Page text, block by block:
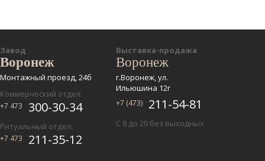
Завод
Воронеж
Монтажный проезд, 24б
Коммерческий отдел:
+7 473 300-30-34
Ритуальный отдел:
+7 473 211-35-12
Выставка-продажа
Воронеж
г.Воронеж, ул.
Ильюшина 12г
+7 (473) 211-54-81
С 8 до 20 без выходных